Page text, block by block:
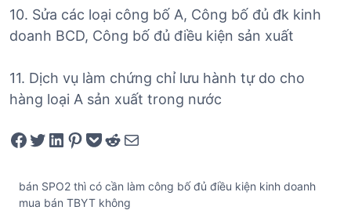
10. Sửa các loại công bố A, Công bố đủ đk kinh
doanh BCD, Công bố đủ điều kiện sản xuất
11. Dịch vụ làm chứng chỉ lưu hành tự do cho
hàng loại A sản xuất trong nước
Share on Facebook Tweet on Twitter Share on LinkedIn Pin on Pinterest Save to pocket Share on Reddit Share via Email
bán SPO2 thì có cần làm công bố đủ điều kiện kinh doanh
mua bán TBYT không